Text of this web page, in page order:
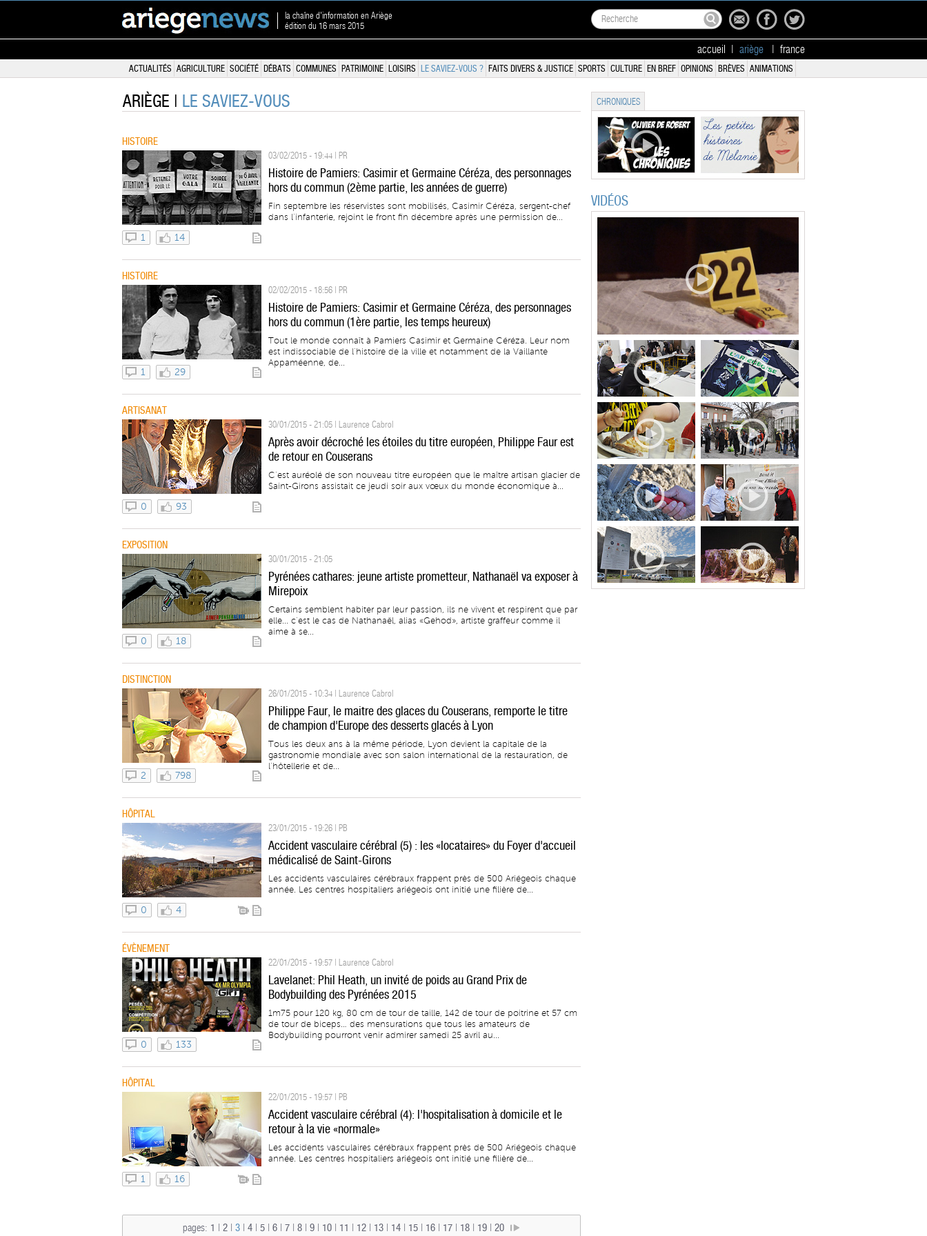
la chaîne d'information en Ariège
édition du 16 mars 2015
accueil ariège france
ACTUALITÉS AGRICULTURE SOCIÉTÉ DÉBATS COMMUNES PATRIMOINE LOISIRS LE SAVIEZ-VOUS ? FAITS DIVERS & JUSTICE SPORTS CULTURE EN BREF OPINIONS BRÈVES ANIMATIONS
ARIÈGE | LE SAVIEZ-VOUS
HISTOIRE
1 14
03/02/2015 - 19:44 | PR
Histoire de Pamiers: Casimir et Germaine Céréza, des personnages
hors du commun (2ème partie, les années de guerre)
Fin septembre les réservistes sont mobilisés, Casimir Céréza, sergent-chef
dans l’infanterie, rejoint le front fin décembre après une permission de...
HISTOIRE
1 29
02/02/2015 - 18:56 | PR
Histoire de Pamiers: Casimir et Germaine Céréza, des personnages
hors du commun (1ère partie, les temps heureux)
Tout le monde connaît à Pamiers Casimir et Germaine Céréza. Leur nom
est indissociable de l’histoire de la ville et notamment de la Vaillante
Appaméenne, de...
ARTISANAT
0 93
30/01/2015 - 21:05 | Laurence Cabrol
Après avoir décroché les étoiles du titre européen, Philippe Faur est
de retour en Couserans
C’est auréolé de son nouveau titre européen que le maître artisan glacier de
Saint-Girons assistait ce jeudi soir aux vœux du monde économique à...
EXPOSITION
0 18
30/01/2015 - 21:05
Pyrénées cathares: jeune artiste prometteur, Nathanaël va exposer à
Mirepoix
Certains semblent habiter par leur passion, ils ne vivent et respirent que par
elle... c’est le cas de Nathanaël, alias «Gehod», artiste graffeur comme il
aime à se...
DISTINCTION
2 798
26/01/2015 - 10:34 | Laurence Cabrol
Philippe Faur, le maitre des glaces du Couserans, remporte le titre
de champion d'Europe des desserts glacés à Lyon
Tous les deux ans à la même période, Lyon devient la capitale de la
gastronomie mondiale avec son salon international de la restauration, de
l’hôtellerie et de...
HÔPITAL
0 4
23/01/2015 - 19:26 | PB
Accident vasculaire cérébral (5) : les «locataires» du Foyer d'accueil
médicalisé de Saint-Girons
Les accidents vasculaires cérébraux frappent près de 500 Ariégeois chaque
année. Les centres hospitaliers ariégeois ont initié une filière de...
ÉVÈNEMENT
0 133
22/01/2015 - 19:57 | Laurence Cabrol
Lavelanet: Phil Heath, un invité de poids au Grand Prix de
Bodybuilding des Pyrénées 2015
1m75 pour 120 kg, 80 cm de tour de taille, 142 de tour de poitrine et 57 cm
de tour de biceps… des mensurations que tous les amateurs de
Bodybuilding pourront venir admirer samedi 25 avril au...
HÔPITAL
1 16
22/01/2015 - 19:57 | PB
Accident vasculaire cérébral (4): l'hospitalisation à domicile et le
retour à la vie «normale»
Les accidents vasculaires cérébraux frappent près de 500 Ariégeois chaque
année. Les centres hospitaliers ariégeois ont initié une filière de...
pages: 1 2 3 4 5 6 7 8 9 10 11 12 13 14 15 16 17 18 19 20
CHRONIQUES
VIDÉOS